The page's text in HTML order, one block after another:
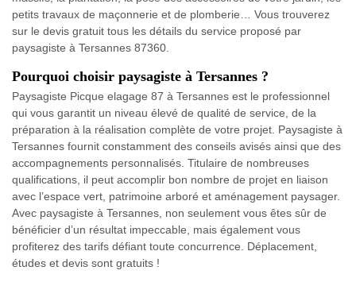
petits travaux de maçonnerie et de plomberie… Vous trouverez
sur le devis gratuit tous les détails du service proposé par
paysagiste à Tersannes 87360.
Pourquoi choisir paysagiste à Tersannes ?
Paysagiste Picque elagage 87 à Tersannes est le professionnel
qui vous garantit un niveau élevé de qualité de service, de la
préparation à la réalisation complète de votre projet. Paysagiste à
Tersannes fournit constamment des conseils avisés ainsi que des
accompagnements personnalisés. Titulaire de nombreuses
qualifications, il peut accomplir bon nombre de projet en liaison
avec l’espace vert, patrimoine arboré et aménagement paysager.
Avec paysagiste à Tersannes, non seulement vous êtes sûr de
bénéficier d’un résultat impeccable, mais également vous
profiterez des tarifs défiant toute concurrence. Déplacement,
études et devis sont gratuits !